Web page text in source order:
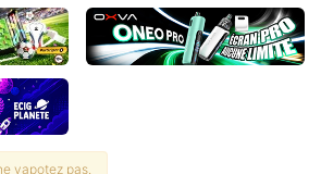
vapotez pas.